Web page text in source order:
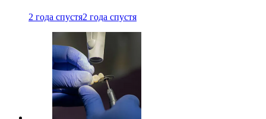
2 года спустя2 года спустя